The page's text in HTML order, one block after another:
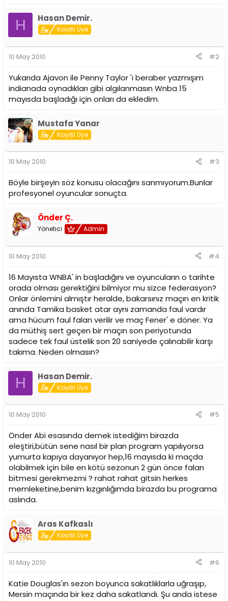
H Hasan Demir.
Kayıtlı Üye
10 May 2010 #2
Yukarıda Ajavon ile Penny Taylor 'ı beraber yazmışım
indianada oynadıkları gibi algılanmasın Wnba 15
mayısda başladığı için onları da ekledim.
Mustafa Yanar
Kayıtlı Üye
10 May 2010 #3
Böyle birşeyin söz konusu olacağını sanmıyorum.Bunlar
profesyonel oyuncular sonuçta.
Önder Ç.
Yönetici Admin
10 May 2010 #4
16 Mayısta WNBA' in başladığını ve oyuncuların o tarihte
orada olması gerektiğini bilmiyor mu sizce federasyon?
Onlar önlemini almıştır heralde, bakarsınız maçın en kritik
anında Tamika basket atar aynı zamanda faul vardır
ama hücum faul falan verilir ve maç Fener' e döner. Ya
da müthiş sert geçen bir maçın son periyotunda
sadece tek faul üstelik son 20 saniyede çalınabilir karşı
takıma. Neden olmasın?
H Hasan Demir.
Kayıtlı Üye
10 May 2010 #5
Önder Abi esasında demek istediğim birazda
eleştiri,bütün sene nasıl bir plan program yapılıyorsa
yumurta kapıya dayanıyor hep,16 mayısda ki maçda
olabilmek için bile en kötü sezonun 2 gün önce falan
bitmesi gerekmezmi ? rahat rahat gitsin herkes
memleketine,benim kızgınlığımda birazda bu programa
aslında.
Aras Kafkaslı
Kayıtlı Üye
10 May 2010 #6
Katie Douglas'ın sezon boyunca sakatlıklarla uğraşıp,
Mersin maçında bir kez daha sakatlandı. Şu anda istese